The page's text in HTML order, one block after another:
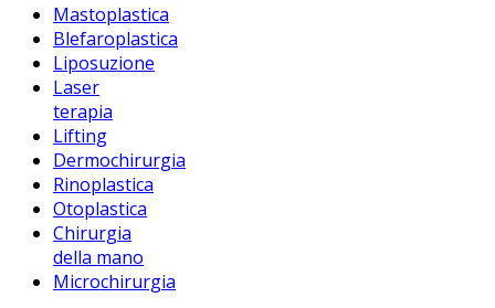
Mastoplastica
Blefaroplastica
Liposuzione
Laser
terapia
Lifting
Dermochirurgia
Rinoplastica
Otoplastica
Chirurgia
della mano
Microchirurgia